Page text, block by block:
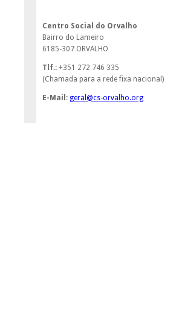
Centro Social do Orvalho
Bairro do Lameiro
6185-307 ORVALHO
Tlf.: +351 272 746 335
(Chamada para a rede fixa nacional)
E-Mail: geral@cs-orvalho.org